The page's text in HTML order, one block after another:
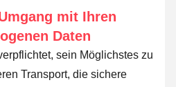
mit Ihren
Daten
sein Möglichstes zu
Transport, die sichere